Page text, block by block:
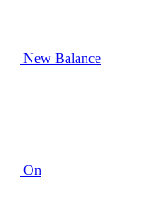
New Balance
On